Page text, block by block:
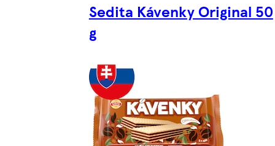
Sedita Kávenky Original 50
g